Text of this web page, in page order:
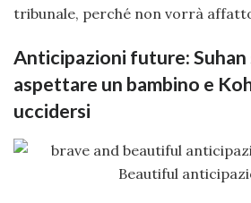
tribunale, perché non vorrà
Anticipazioni future: Suhan
aspettare un bambino e
uccidersi